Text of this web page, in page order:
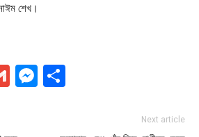
শেখ।
GmailMessenger
Next article